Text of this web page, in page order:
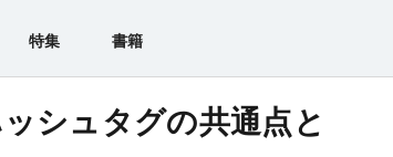
特集 書籍
シュタグの共通点と